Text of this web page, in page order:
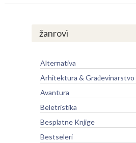
žanrovi
Alternativa
Arhitektura & Građevinarstvo
Avantura
Beletristika
Besplatne Knjige
Bestseleri